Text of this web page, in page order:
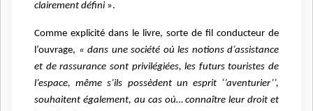
clairement défini ».
Comme explicité dans le livre, sorte de fil conducteur de
l’ouvrage, « dans une société où les notions d’assistance
et de rassurance sont privilégiées, les futurs touristes de
l’espace, même s’ils possèdent un esprit ‘’aventurier’’,
souhaitent également, au cas où… connaître leur droit et